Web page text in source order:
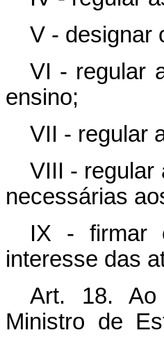
V - designar
VI - regular
ensino;
VII - regular
VIII - regular
necessárias
IX - firmar
interesse das
Art. 18. Ao
Ministro de